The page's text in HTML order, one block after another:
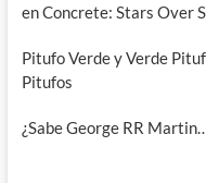
en Concrete: Stars Over
Pitufo Verde y Verde
Pitufos
¿Sabe George RR